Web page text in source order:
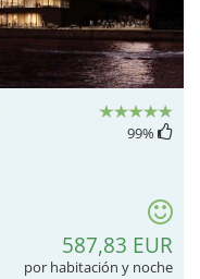
99%
587,83 EUR
por habitación y noche